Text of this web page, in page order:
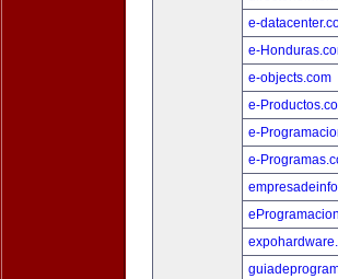
e-
e-
e-objects.com
e-
e-
e-